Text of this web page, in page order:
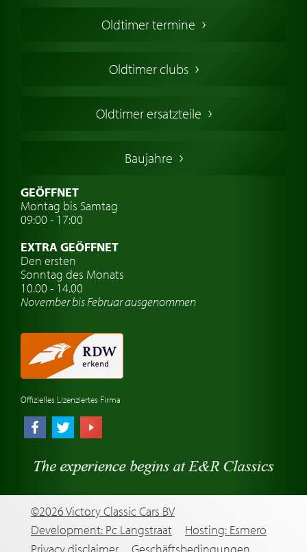
Oldtimers in Europa
Englische Oldtimer
Deutsche Oldtimer
Schwedische Oldtimer
Oldtimer mit h-kennzeichen
Auto Oldtimer Markt
Oldtimer-Versicherung
Oldtimer-Clubs
Oldtimer-Reisen
Automarken uhren
Oldtimer termine
Oldtimer clubs
Oldtimer ersatzteile
Baujahre
GEÖFFNET
Montag bis Samtag
09:00 - 17:00
EXTRA GEÖFFNET
Den ersten
Sonntag des Monats
10.00 - 14.00
November bis Februar ausgenommen
Offizielles Lizenziertes Firma
©2026 Victory Classic Cars BV
Development: Pc Langstraat
Hosting: Esmero
Privacy disclaimer
Geschäftsbedingungen